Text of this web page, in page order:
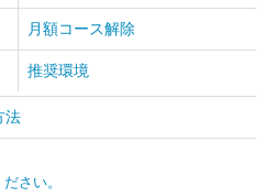
月額コース解除
推奨環境
法
さい。